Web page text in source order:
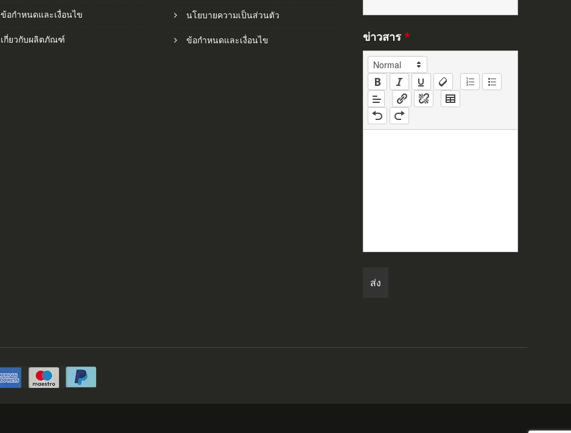
ข้อกำหนดและเงื่อนไข
เกี่ยวกับผลิตภัณฑ์
นโยบายความเป็นส่วนตัว
ข้อกำหนดและเงื่อนไข ข่าวสาร *